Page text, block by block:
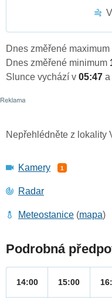
Dnes změřené maximum
Dnes změřené minimum
Slunce vychází v 05:47 a
Nepřehlédněte z lokality
Kamery 1
Radar
Meteostanice (mapa)
Podrobná
14:00 15:00